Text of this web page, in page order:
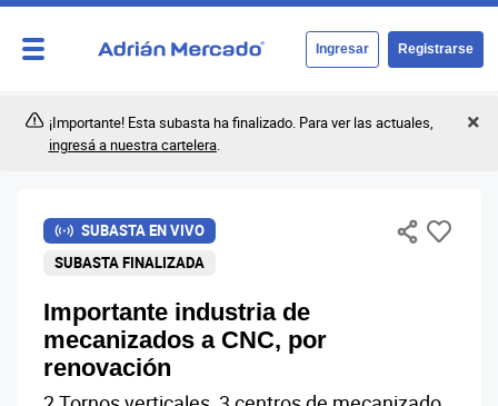
Ingresar Registrarse
¡Importante! Esta subasta ha finalizado. Para ver las actuales,
ingresá a nuestra cartelera.
Importante industria de
mecanizados a CNC, por
renovación
SUBASTA EN VIVO
SUBASTA FINALIZADA